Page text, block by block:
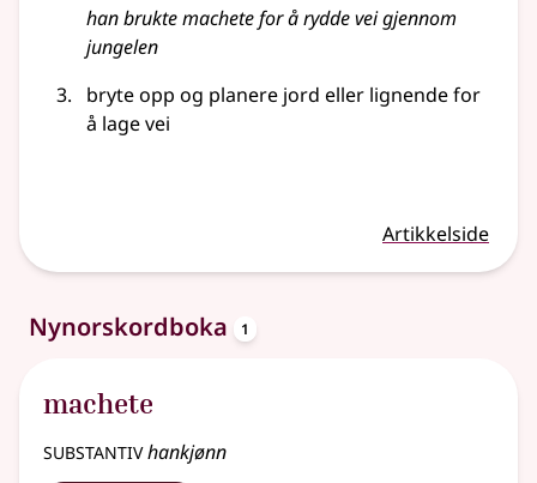
han brukte machete for å rydde vei gjennom
jungelen
bryte opp og planere jord eller lignendefor
å lage vei
Artikkelside
Nynorskordboka 1
machete
substantivhankjønn